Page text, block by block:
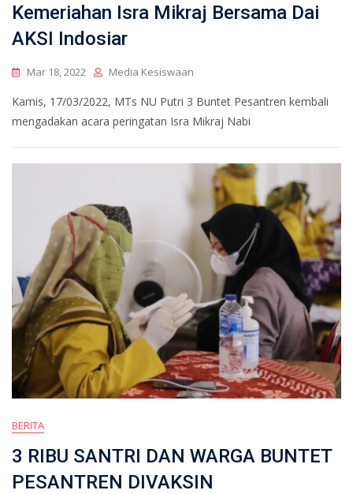
Kemeriahan Isra Mikraj Bersama Dai
AKSI Indosiar
Mar 18, 2022 Media Kesiswaan
Kamis, 17/03/2022, MTs NU Putri 3 Buntet Pesantren kembali
mengadakan acara peringatan Isra Mikraj Nabi
BERITA
3 RIBU SANTRI DAN WARGA BUNTET
PESANTREN DIVAKSIN